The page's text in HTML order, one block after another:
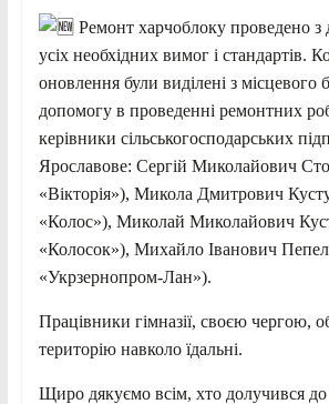
Ремонт харчоблоку проведено
усіх необхідних вимог і стандартів.
оновлення були виділені з
допомогу в проведенні ремонтних
керівники сільськогосподарських
Ярославове: Сергій Миколайович
«Вікторія»), Микола Дмитрович
«Колос»), Миколай Миколайович
«Колосок»), Михайло Іванович
«Укрзернопром-Лан»).
Працівники гімназії, своєю чергою,
територію навколо їдальні.
Щиро дякуємо всім, хто долучився